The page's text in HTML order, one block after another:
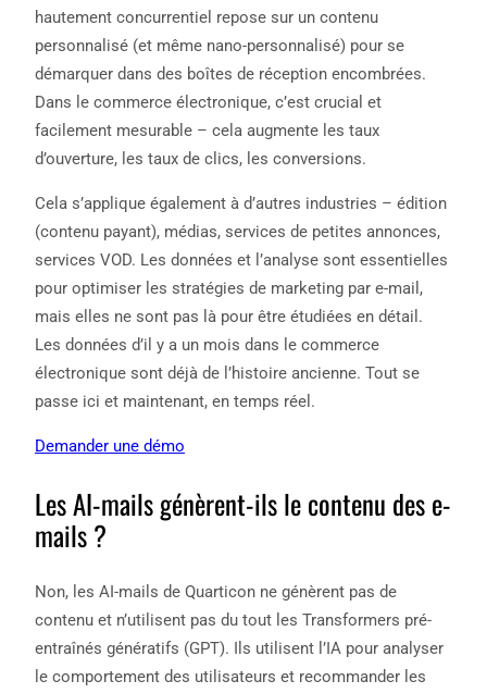
hautement concurrentiel repose sur un contenu
personnalisé (et même nano-personnalisé) pour se
démarquer dans des boîtes de réception encombrées.
Dans le commerce électronique, c’est crucial et
facilement mesurable – cela augmente les taux
d’ouverture, les taux de clics, les conversions.
Cela s’applique également à d’autres industries – édition
(contenu payant), médias, services de petites annonces,
services VOD. Les données et l’analyse sont essentielles
pour optimiser les stratégies de marketing par e-mail,
mais elles ne sont pas là pour être étudiées en détail.
Les données d’il y a un mois dans le commerce
électronique sont déjà de l’histoire ancienne. Tout se
passe ici et maintenant, en temps réel.
Demander une démo
Les AI-mails génèrent-ils le contenu des e-
mails ?
Non, les AI-mails de Quarticon ne génèrent pas de
contenu et n’utilisent pas du tout les Transformers pré-
entraînés génératifs (GPT). Ils utilisent l’IA pour analyser
le comportement des utilisateurs et recommander les